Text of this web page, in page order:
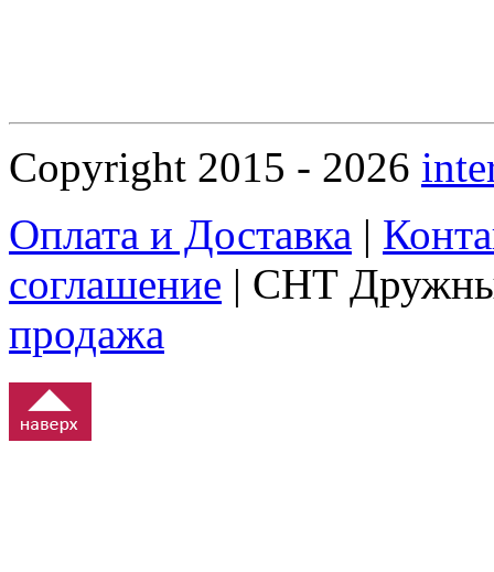
Copyright 2015 - 2026
Оплата и Доставка |
соглашение | СНТ
продажа